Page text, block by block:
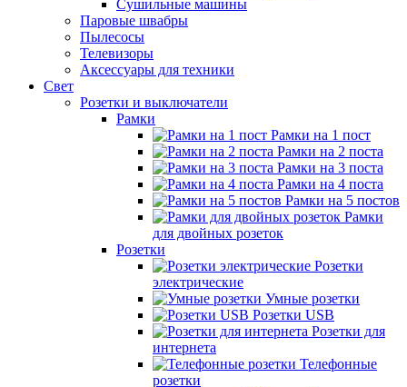
Сушильные машины
Паровые швабры
Пылесосы
Телевизоры
Аксессуары для техники
Свет
Розетки и выключатели
Рамки
Рамки на 1 пост
Рамки на 2 поста
Рамки на 3 поста
Рамки на 4 поста
Рамки на 5 постов
Рамки
для двойных розеток
Розетки
Розетки
электрические
Умные розетки
Розетки USB
Розетки для
интернета
Телефонные
розетки